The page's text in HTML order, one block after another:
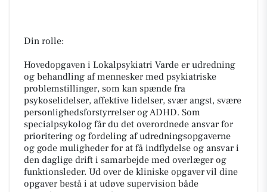
Din rolle:
Hovedopgaven i Lokalpsykiatri Varde er udredning
og behandling af mennesker med psykiatriske
problemstillinger, som kan spænde fra
psykoselidelser, affektive lidelser, svær angst, svære
personlighedsforstyrrelser og ADHD. Som
specialpsykolog får du det overordnede ansvar for
prioritering og fordeling af udredningsopgaverne
og gode muligheder for at få indflydelse og ansvar i
den daglige drift i samarbejde med overlæger og
funktionsleder. Ud over de kliniske opgaver vil dine
opgaver bestå i at udøve supervision både